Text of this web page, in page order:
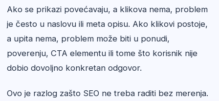
Ako se prikazi povećavaju, a klikova nema, problem
je često u naslovu ili meta opisu. Ako klikovi postoje,
a upita nema, problem može biti u ponudi,
poverenju, CTA elementu ili tome što korisnik nije
dobio dovoljno konkretan odgovor.
Ovo je razlog zašto SEO ne treba raditi bez merenja.